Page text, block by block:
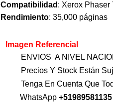
Compatibilidad : Xerox Phaser
Rendimiento: 35,000 páginas
Imagen Referencial
ENVIOS A NIVEL
Precios Y Stock Están
Tenga En Cuenta Que
WhatsApp +51989581135